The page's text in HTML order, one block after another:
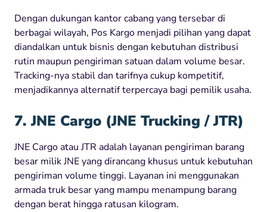
Dengan dukungan kantor cabang yang tersebar di
berbagai wilayah, Pos Kargo menjadi pilihan yang dapat
diandalkan untuk bisnis dengan kebutuhan distribusi
rutin maupun pengiriman satuan dalam volume besar.
Tracking-nya stabil dan tarifnya cukup kompetitif,
menjadikannya alternatif terpercaya bagi pemilik usaha.
7. JNE Cargo (JNE Trucking / JTR)
JNE Cargo atau JTR adalah layanan pengiriman barang
besar milik JNE yang dirancang khusus untuk kebutuhan
pengiriman volume tinggi. Layanan ini menggunakan
armada truk besar yang mampu menampung barang
dengan berat hingga ratusan kilogram.